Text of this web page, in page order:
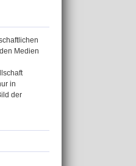
Medien
in
der